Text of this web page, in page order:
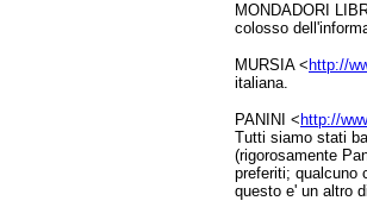
MONDADORI
colosso
MURSIA < http://
italiana.
PANINI < http://
Tutti siamo stati
(rigorosamente
preferiti; qualcuno
questo e' un altro